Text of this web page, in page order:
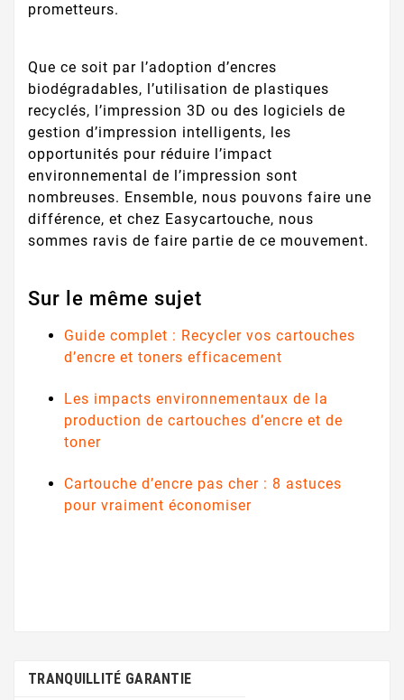
prometteurs.
Que ce soit par l’adoption d’encres
biodégradables, l’utilisation de plastiques
recyclés, l’impression 3D ou des logiciels de
gestion d’impression intelligents, les
opportunités pour réduire l’impact
environnemental de l’impression sont
nombreuses. Ensemble, nous pouvons faire une
différence, et chez Easycartouche, nous
sommes ravis de faire partie de ce mouvement.
Sur le même sujet
Guide complet : Recycler vos cartouches
d’encre et toners efficacement
Les impacts environnementaux de la
production de cartouches d’encre et de
toner
Cartouche d’encre pas cher : 8 astuces
pour vraiment économiser
TRANQUILLITÉ GARANTIE